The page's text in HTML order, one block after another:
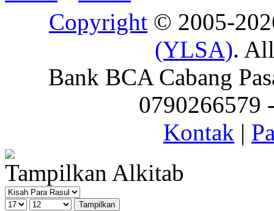
Copyright © 2005-
(YLSA).
Bank BCA Cabang
0790266579
Kontak |
Tampilkan Alkitab